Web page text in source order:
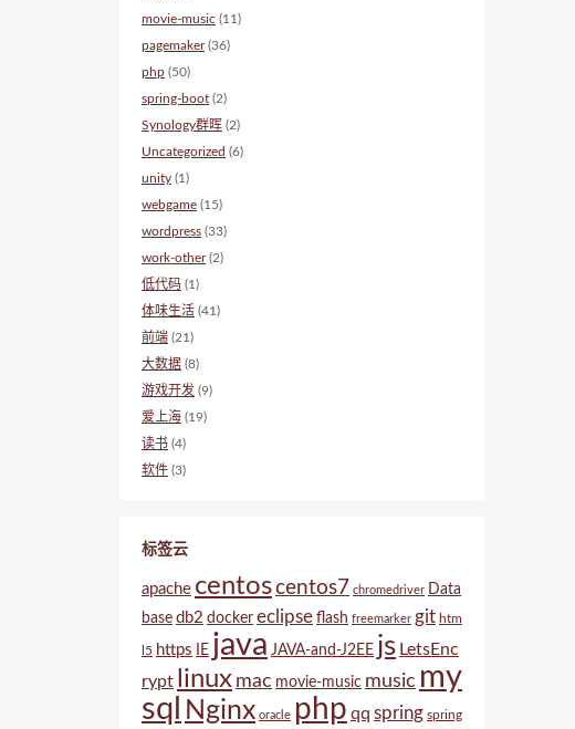
movie-music (11)
pagemaker(36)
php (50)
spring-boot (2)
Synology群晖 (2)
Uncategorized (6)
unity (1)
webgame (15)
wordpress (33)
work-other(2)
低代码 (1)
体味生活 (41)
前端 (21)
大数据 (8)
游戏开发 (9)
爱上海 (19)
读书 (4)
软件 (3)
标签云
apache centoscentos7 chromedriver Data
base db2 docker eclipse flash freemarker git htm
l5 https IE java JAVA-and-J2EE js LetsEnc
rypt
linux mac movie-music music my
sql Nginx oracle php qq spring spring